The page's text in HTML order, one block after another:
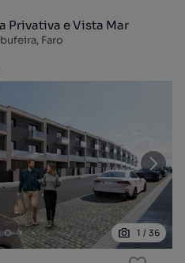
Privativa e Vista Mar
Faro
1 / 36